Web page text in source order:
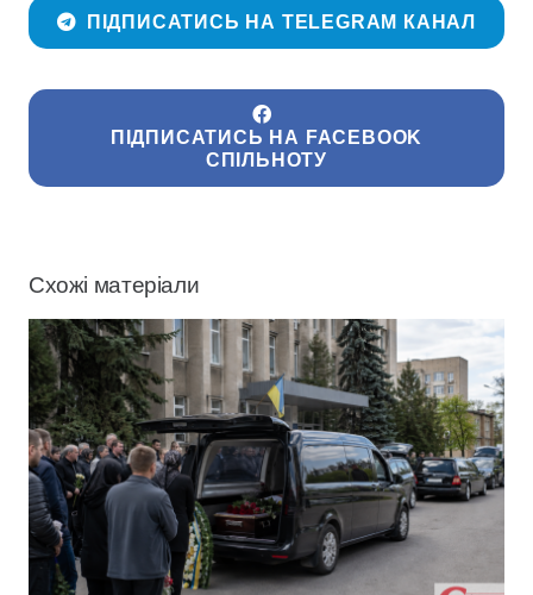
ПІДПИСАТИСЬ НА TELEGRAM КАНАЛ
ПІДПИСАТИСЬ НА FACEBOOK
СПІЛЬНОТУ
Схожі матеріали